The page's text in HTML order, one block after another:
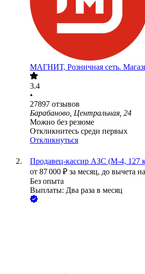
МАГНИТ, Розничная сеть.
3.4
•
27897 отзывов
Барабаново, Центральная, 24
Можно без резюме
Откликнитесь среди первых
Откликнуться
Продавец-кассир АЗС (М-4, 127
от 87 000 ₽ за месяц, до вычета
Без опыта
Выплаты: Два раза в месяц